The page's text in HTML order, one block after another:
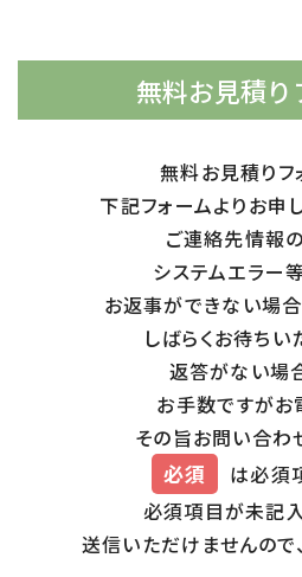
無料お見積り
無料お見積りフ
下記フォームよりお申
ご連絡先情報
システムエラー
お返事ができない場合
しばらくお待ちい
返答がない場
お手数ですがお
その旨お問い合わ
必須
は必須
必須項目が未記
送信いただけませんので